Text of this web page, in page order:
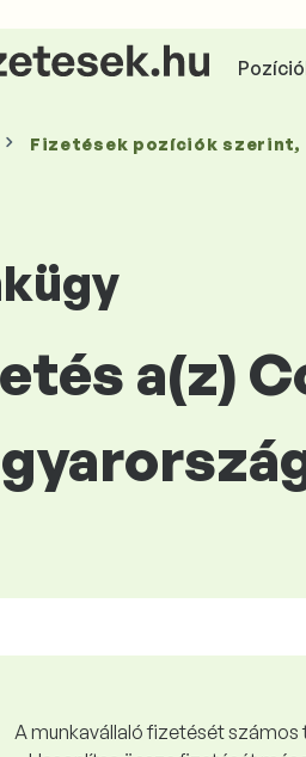
Fizetések pozíciók szerint,
a(z)
A munkavállaló fizetését